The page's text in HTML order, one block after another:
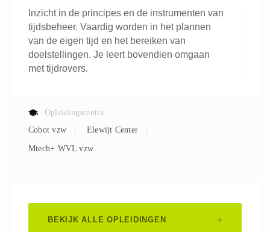
Inzicht in de principes en de instrumenten van
tijdsbeheer. Vaardig worden in het plannen
van de eigen tijd en het bereiken van
doelstellingen. Je leert bovendien omgaan
met tijdrovers.
Opleidingscentra
Cobot vzw
Elewijt Center
Mtech+ WVL vzw
BEKIJK ALLE OPLEIDINGEN